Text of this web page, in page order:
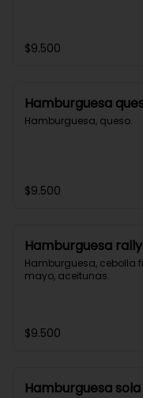
$9.500
Hamburguesa
Hamburguesa, queso.
$9.500
Hamburguesa rally
Hamburguesa, cebolla
mayo, aceitunas.
$9.500
Hamburguesa sola